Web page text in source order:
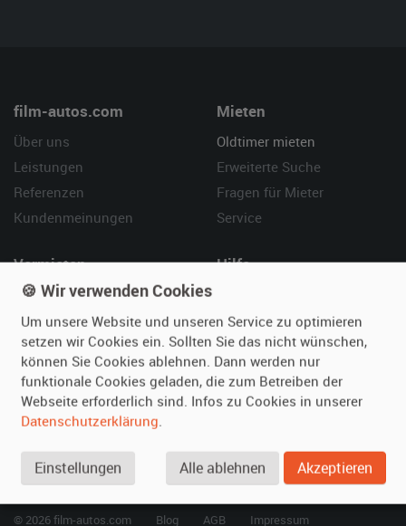
film-autos.com
Über uns
Leistungen
Referenzen
Kundenmeinungen
Mieten
Oldtimer mieten
Erweiterte Suche
Fragen für Mieter
Service
Vermieten
Oldtimer anmelden
Fotos senden
Fragen für Vermieter
Inserat verwalten
Hilfe
So funktioniert's
Kontakt
SPECIAL
unsere Top 10 ...
© 2026 film-autos.com Blog AGB Impressum
🍪 Wir verwenden Cookies
Um unsere Website und unseren Service zu optimieren
setzen wir Cookies ein. Sollten Sie das nicht wünschen,
können Sie Cookies ablehnen. Dann werden nur
funktionale Cookies geladen, die zum Betreiben der
Webseite erforderlich sind. Infos zu Cookies in unserer
Datenschutzerklärung.
Einstellungen Alle ablehnen Akzeptieren